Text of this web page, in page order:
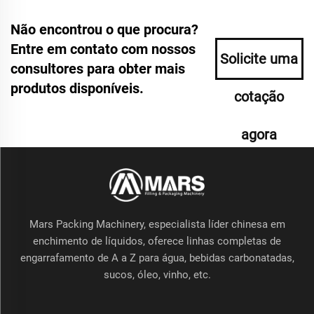
Não encontrou o que procura?
Entre em contato com nossos
consultores para obter mais
produtos disponíveis.
Solicite uma
cotação
agora
Mars Packing Machinery, especialista líder chinesa em
enchimento de líquidos, oferece linhas completas de
engarrafamento de A a Z para água, bebidas carbonatadas,
sucos, óleo, vinho, etc.